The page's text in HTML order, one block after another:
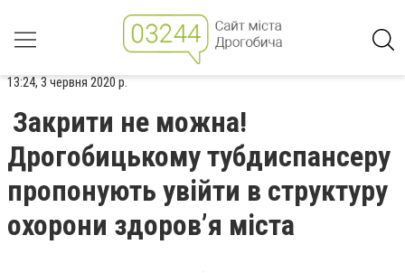
13:24, 3 червня 2020 р.
Закрити не можна!
Дрогобицькому тубдиспансеру
пропонують увійти в структуру
охорони здоров’я міста